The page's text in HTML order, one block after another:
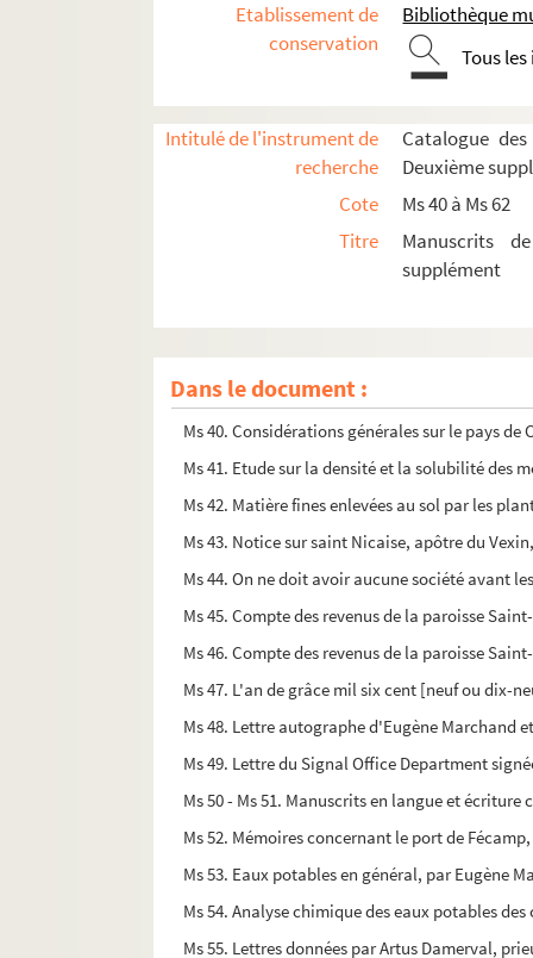
Etablissement de
conservation
Bibliothèque
Tous
Intitulé de l'instrument de
recherche
Catalogue
Deuxième
Cote
Ms 40 à Ms 62
Titre
Manuscrits
supplément
Dans le document :
Ms 40. Considérations générales sur le pays
Ms 41. Etude sur la densité et la solubilité des
Ms 42. Matière fines enlevées au sol par les
Ms 43. Notice sur saint Nicaise, apôtre du
Ms 44. On ne doit avoir aucune société avant
Ms 45. Compte des revenus de la paroisse
Ms 46. Compte des revenus de la paroisse
Ms 47. L'an de grâce mil six cent [neuf ou dix-
Ms 48. Lettre autographe d'Eugène Marchand
Ms 49. Lettre du Signal Office Department
Ms 50 - Ms 51. Manuscrits en langue et
Ms 52. Mémoires concernant le port de
Ms 53. Eaux potables en général, par Eugène
Ms 54. Analyse chimique des eaux potables
Ms 55. Lettres données par Artus Damerval,